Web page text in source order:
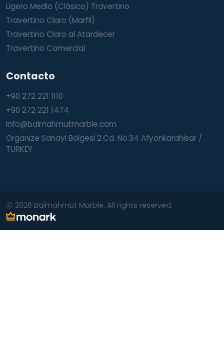
Ligero Medio (Clásico) Travertino
Travertino Claro (Marfil)
Travertino Claro al Atardecer
Travertino Comercial
Contacto
+90 272 221 1110
+90 272 221 1474
info@balmahmutmarble.com
Organize Sanayi Bölgesi 2.Cd. No:34 Afyonkarahisar /
TURKEY
ⓒ 2026 Balmahmut Marble. All rights reserved.